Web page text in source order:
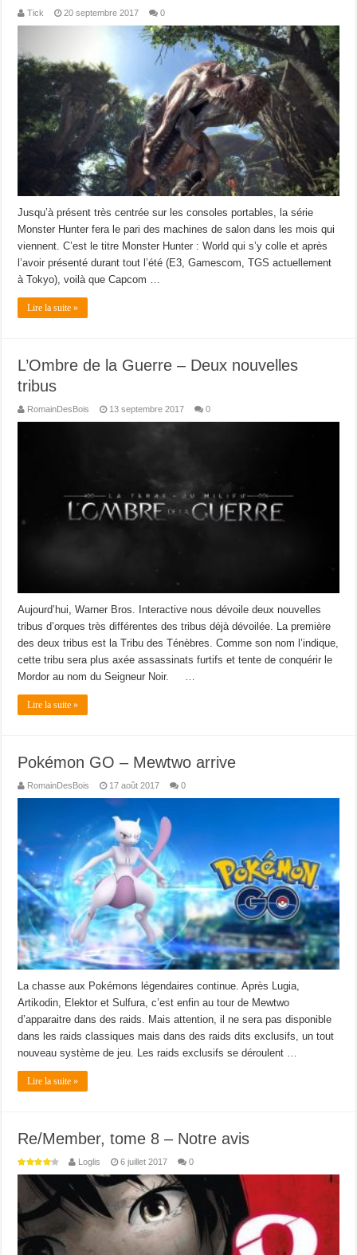
Tick 20 septembre 2017 0
Jusqu’à présent très centrée sur les consoles portables, la série
Monster Hunter fera le pari des machines de salon dans les mois qui
viennent. C’est le titre Monster Hunter : World qui s’y colle et après
l’avoir présenté durant tout l’été (E3, Gamescom, TGS actuellement
à Tokyo), voilà que Capcom …
Lire la suite »
L’Ombre de la Guerre – Deux nouvelles
tribus
RomainDesBois 13 septembre 2017 0
Aujourd’hui, Warner Bros. Interactive nous dévoile deux nouvelles
tribus d’orques très différentes des tribus déjà dévoilée. La première
des deux tribus est la Tribu des Ténèbres. Comme son nom l’indique,
cette tribu sera plus axée assassinats furtifs et tente de conquérir le
Mordor au nom du Seigneur Noir. …
Lire la suite »
Pokémon GO – Mewtwo arrive
RomainDesBois 17 août 2017 0
La chasse aux Pokémons légendaires continue. Après Lugia,
Artikodin, Elektor et Sulfura, c’est enfin au tour de Mewtwo
d’apparaitre dans des raids. Mais attention, il ne sera pas disponible
dans les raids classiques mais dans des raids dits exclusifs, un tout
nouveau système de jeu. Les raids exclusifs se déroulent …
Lire la suite »
Re/Member, tome 8 – Notre avis
Loglis 6 juillet 2017 0